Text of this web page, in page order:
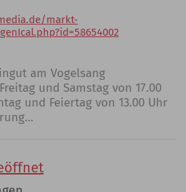
markt-
am Vogelsang
und Samstag von 17.00
und Feiertag von 13.00 Uhr